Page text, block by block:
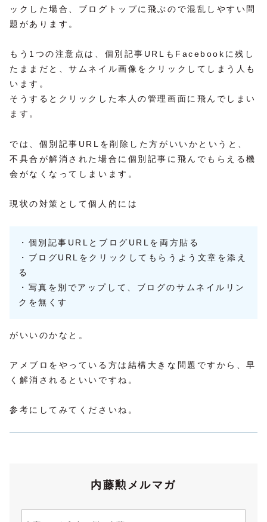
ックした場合、ブログトップに飛ぶので混乱しやすい問
題があります。
もう1つの注意点は、個別記事URLもFacebookに残し
たままだと、サムネイル画像をクリックしてしまう人も
います。
そうするとクリックした本人の管理画面に飛んでしまい
ます。
では、個別記事URLを削除した方がいいかというと、
不具合が解消された場合に個別記事に飛んでもらえる機
会がなくなってしまいます。
現状の対策として個人的には
・個別記事URLとブログURLを両方貼る
・ブログURLをクリックしてもらうよう文章を添え
る
・写真を別でアップして、ブログのサムネイルリン
クを無くす
がいいのかなと。
アメブロをやっている方は結構大きな問題ですから、早
く解消されるといいですね。
参考にしてみてくださいね。
内藤勲メルマガ